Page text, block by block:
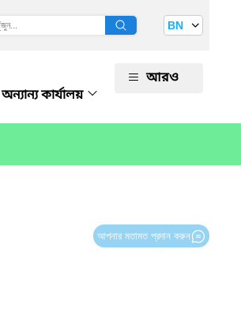
BN
অন্যান্য কার্যালয়
আরও
আপনার মতামত প্রদান করুন